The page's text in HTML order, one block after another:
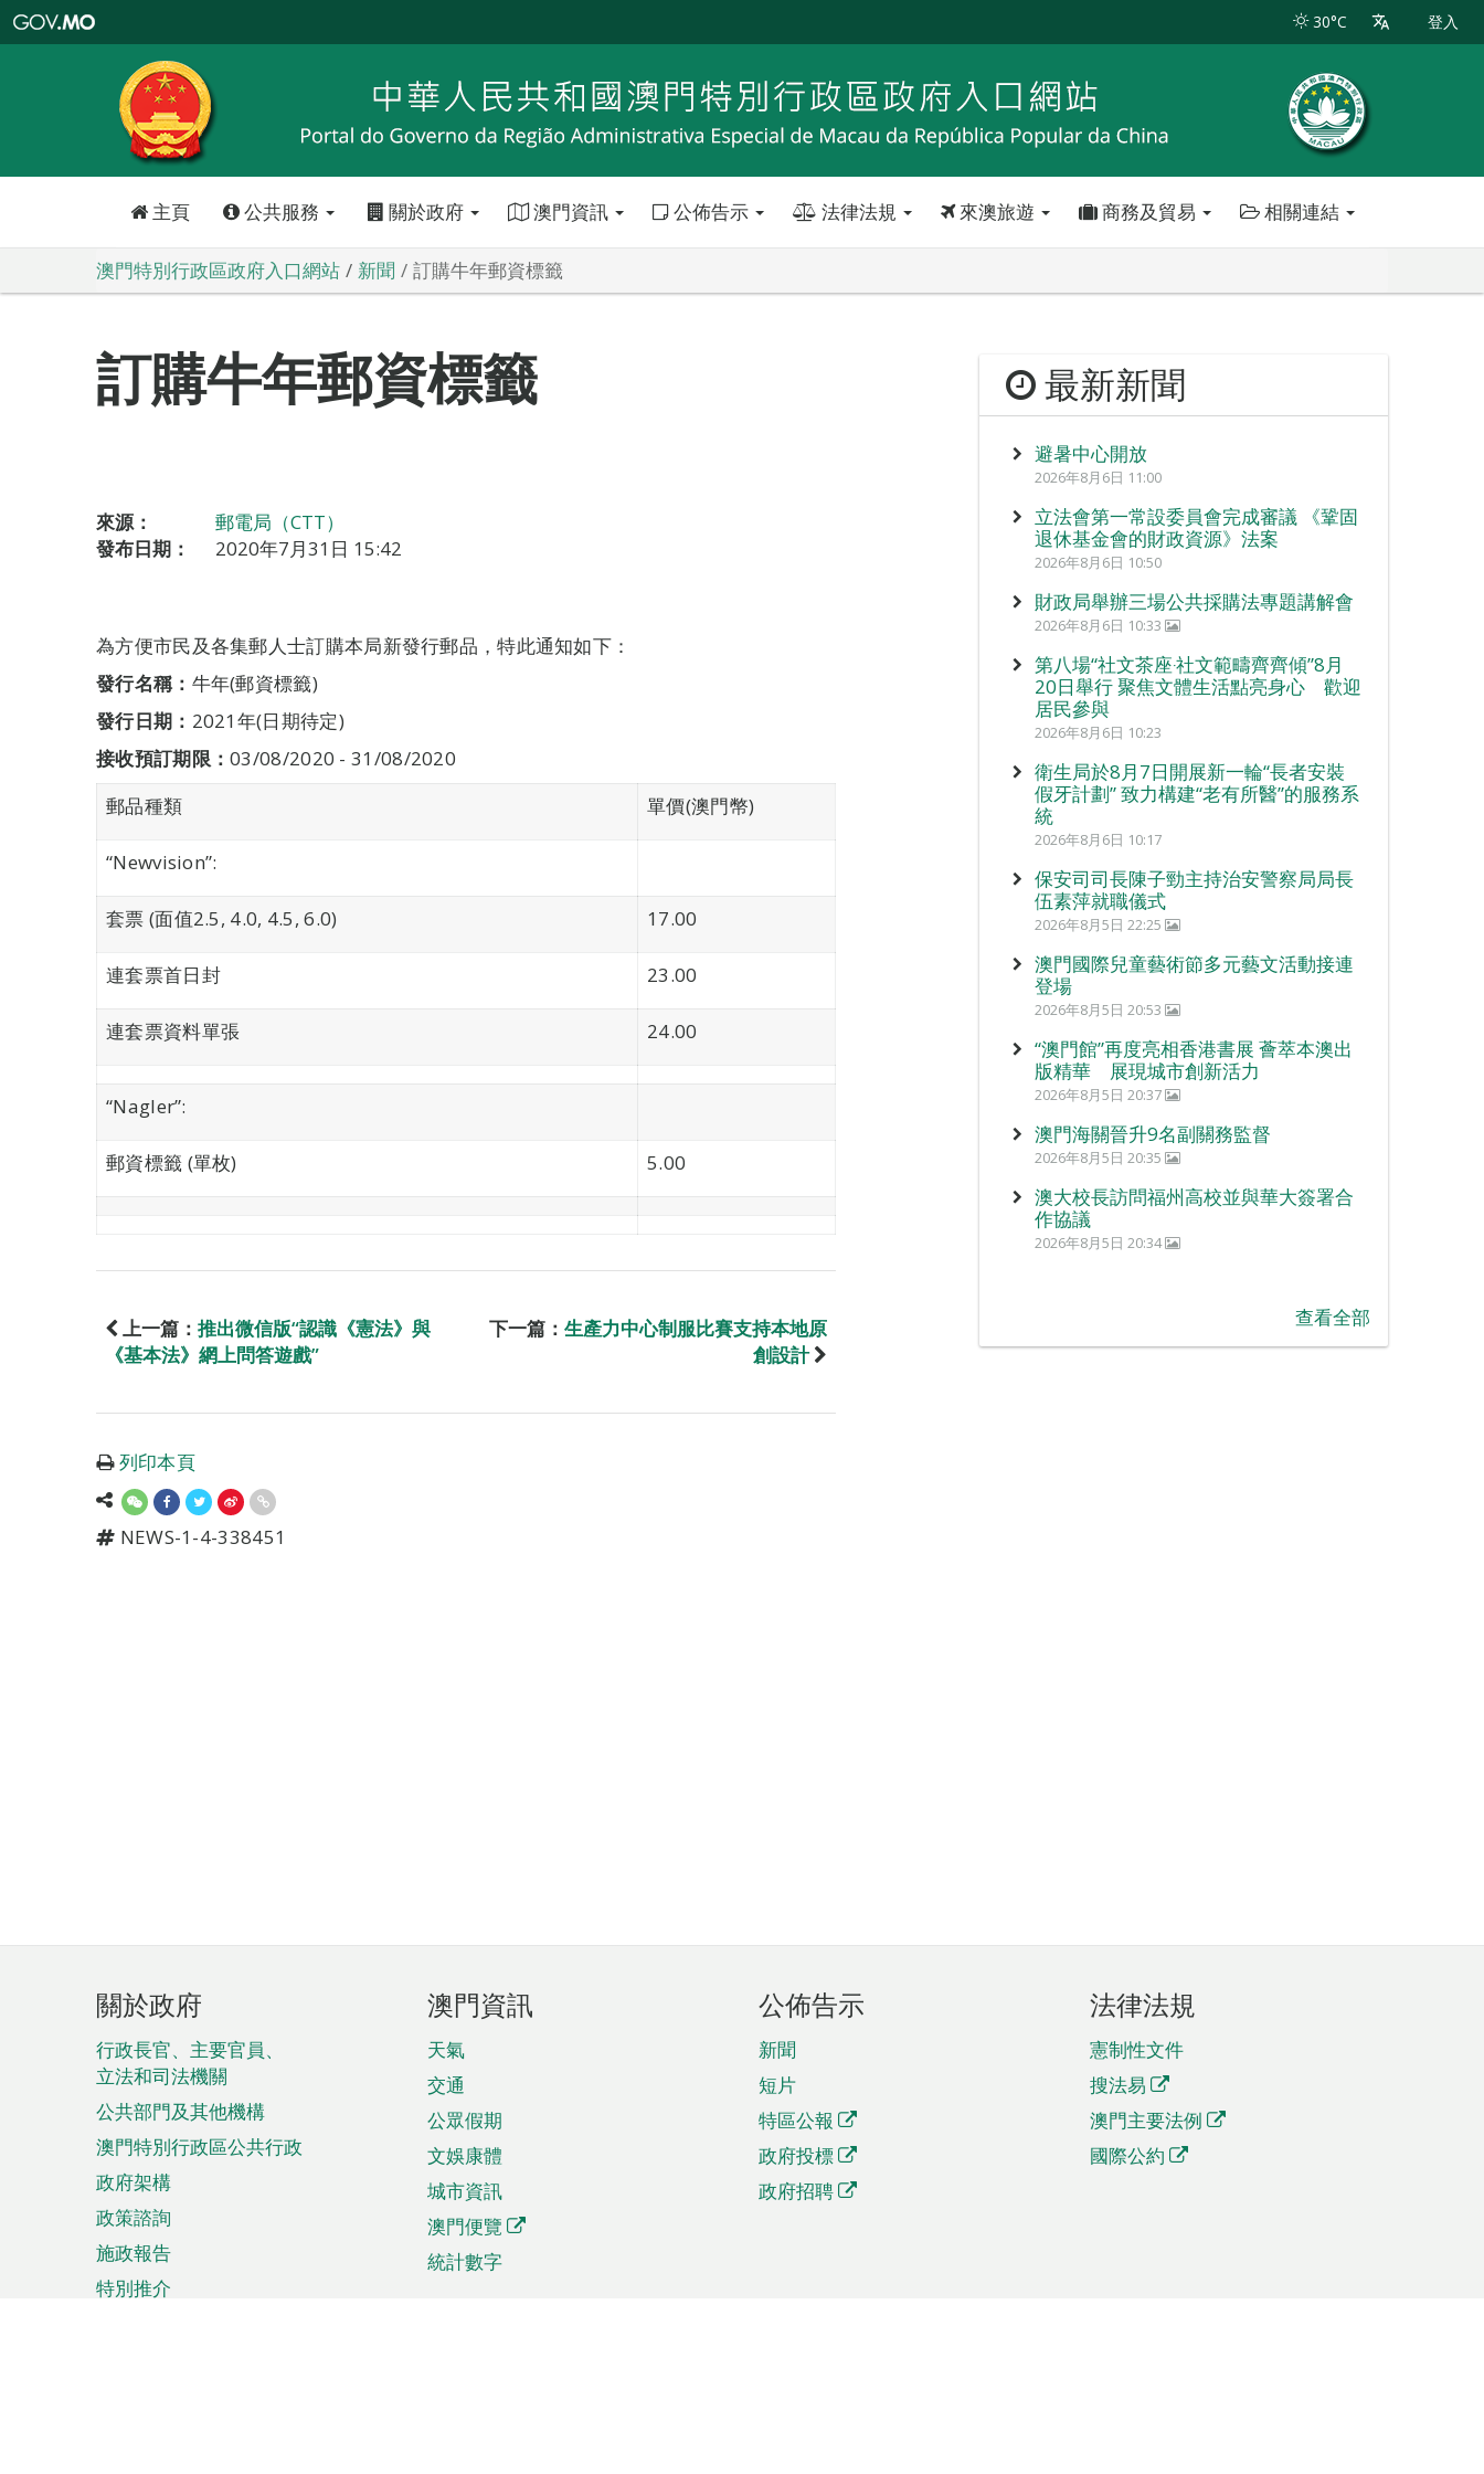
特
政
區
政
口
30°C 登入
主頁 公共服務 關於政府 澳門資訊 公佈告示 法律法規 來澳旅遊 商務及貿易 相關連結
澳門特別行政區政府入口網站 新聞 訂購牛年郵資標籤
訂購牛年郵資標籤
來源：
郵電局（CTT）
發布日期：
2020年7月31日 15:42
為方便市民及各集郵人士訂購本局新發行郵品，特此通知如下：
發行名稱： 牛年(郵資標籤)
發行日期： 2021年(日期待定)
接收預訂期限：03/08/2020 - 31/08/2020
郵品種類
單價(澳門幣)
“Newvision”:
套票 (面值2.5, 4.0, 4.5, 6.0) 17.00
連套票首日封 23.00
連套票資料單張 24.00
“Nagler”:
郵資標籤 (單枚) 5.00
上一篇： 推出微信版“認識《憲法》與
《基本法》網上問答遊戲”
下一篇： 生產力中心制服比賽支持本地原
創設計
列印本頁
NEWS-1-4-338451
最新新聞
避暑中心開放
2026年8月6日 11:00
立法會第一常設委員會完成審議 《鞏固
退休基金會的財政資源》法案
2026年8月6日 10:50
財政局舉辦三場公共採購法專題講解會
2026年8月6日 10:33
第八場“社文茶座‧社文範疇齊齊傾”8月
20日舉行 聚焦文體生活點亮身心 歡迎
居民參與
2026年8月6日 10:23
衛生局於8月7日開展新一輪“長者安裝
假牙計劃” 致力構建“老有所醫”的服務系
統
2026年8月6日 10:17
保安司司長陳子勁主持治安警察局局長
伍素萍就職儀式
2026年8月5日 22:25
澳門國際兒童藝術節多元藝文活動接連
登場
2026年8月5日 20:53
“澳門館”再度亮相香港書展 薈萃本澳出
版精華 展現城市創新活力
2026年8月5日 20:37
澳門海關晉升9名副關務監督
2026年8月5日 20:35
澳大校長訪問福州高校並與華大簽署合
作協議
2026年8月5日 20:34
查看全部
頁
腳
菜
單
關於政府
行政長官、主要官員、
立法和司法機關
公共部門及其他機構
澳門特別行政區公共行政
政府架構
政策諮詢
施政報告
特別推介
澳門資訊
天氣
交通
公眾假期
文娛康體
城市資訊
澳門便覽
統計數字
公佈告示
新聞
短片
特區公報
政府投標
政府招聘
法律法規
憲制性文件
搜法易
澳門主要法例
國際公約